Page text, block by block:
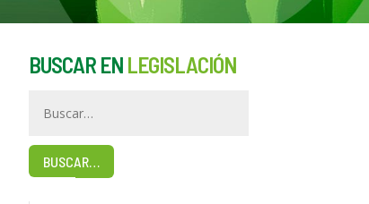
BUSCAR EN LEGISLACIÓN
BUSCAR…